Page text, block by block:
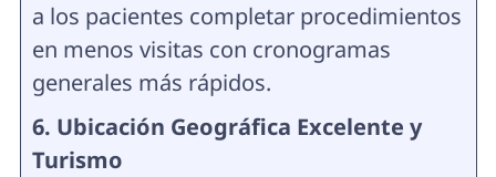
a los pacientes completar procedimientos
en menos visitas con cronogramas
generales más rápidos.
6. Ubicación Geográfica Excelente y
Turismo